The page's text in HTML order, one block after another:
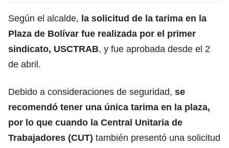
Según el alcalde, la solicitud de la tarima en la
Plaza de Bolívar fue realizada por el primer
sindicato, USCTRAB, y fue aprobada desde el 2
de abril.
Debido a consideraciones de seguridad, se
recomendó tener una única tarima en la plaza,
por lo que cuando la Central Unitaria de
Trabajadores (CUT) también presentó una solicitud